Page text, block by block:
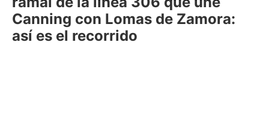
Canning con Lomas de Zamora:
así es el recorrido